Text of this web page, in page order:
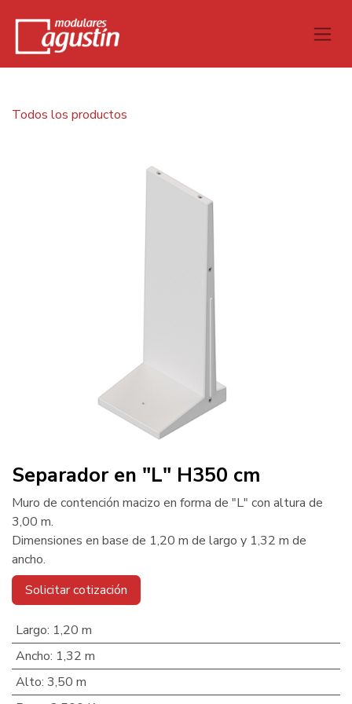
Todos los productos
Separador en "L" H350 cm
Muro de contención macizo en forma de "L" con altura de
3,00 m.
Dimensiones en base de 1,20 m de largo y 1,32 m de
ancho.
Solicitar cotización
Largo: 1,20 m
Ancho: 1,32 m
Alto: 3,50 m